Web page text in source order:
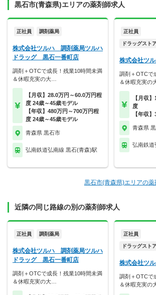
黒石市(青森県)エリアの薬剤師求人
正社員 調剤薬局
株式会社ツルハ 調剤薬局ツルハ
ドラッグ 黒石一番町店
調剤＋OTCで成長！残業10時間未満
＆休暇充実の大…
【月収】28.0万円～60.0万円程
度 24歳～45歳モデル
【年収】480万円～700万円程
度 24歳～45歳モデル
青森県 黒石市
弘南鉄道弘南線 黒石(青森)駅
正社員
ドラッグスト
株式会社ツ
調剤＋OTCで
＆休暇充実の
【月収
度
【年収
青森県
弘南鉄道
黒石市(青森県)エリアの
近隣の同じ路線の別の薬剤師求人
正社員 調剤薬局
株式会社ツルハ 調剤薬局ツルハ
ドラッグ 黒石一番町店
調剤＋OTCで成長！残業10時間未満
＆休暇充実の大…
正社員
ドラッグスト
株式会社ツ
調剤＋OTCで
＆休暇充実の